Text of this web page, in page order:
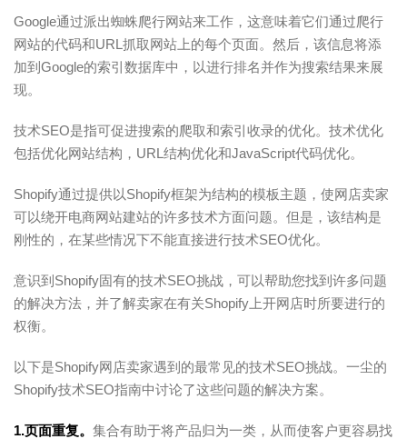
Google通过派出蜘蛛爬行网站来工作，这意味着它们通过爬行
网站的代码和URL抓取网站上的每个页面。然后，该信息将添
加到Google的索引数据库中，以进行排名并作为搜索结果来展
现。
技术SEO是指可促进搜索的爬取和索引收录的优化。技术优化
包括优化网站结构，URL结构优化和JavaScript代码优化。
Shopify通过提供以Shopify框架为结构的模板主题，使网店卖家
可以绕开电商网站建站的许多技术方面问题。但是，该结构是
刚性的，在某些情况下不能直接进行技术SEO优化。
意识到Shopify固有的技术SEO挑战，可以帮助您找到许多问题
的解决方法，并了解卖家在有关Shopify上开网店时所要进行的
权衡。
以下是Shopify网店卖家遇到的最常见的技术SEO挑战。一尘的
Shopify技术SEO指南中讨论了这些问题的解决方案。
1.页面重复。 集合有助于将产品归为一类，从而使客户更容易找